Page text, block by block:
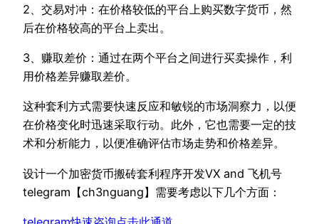
2、交易对冲：在价格较低的平台上购买数字货币，然
后在价格较高的平台上卖出。
3、赚取差价：通过在两个平台之间进行买卖操作，利
用价格差异赚取差价。
这种套利方式需要快速反应和敏锐的市场洞察力，以便
在价格变化时迅速采取行动。此外，它也需要一定的技
术和分析能力，以便准确评估市场走势和价格差异。
设计一个加密货币搬砖套利程序开发VX and 飞机号
telegram【ch3nguang】需要考虑以下几个方面：